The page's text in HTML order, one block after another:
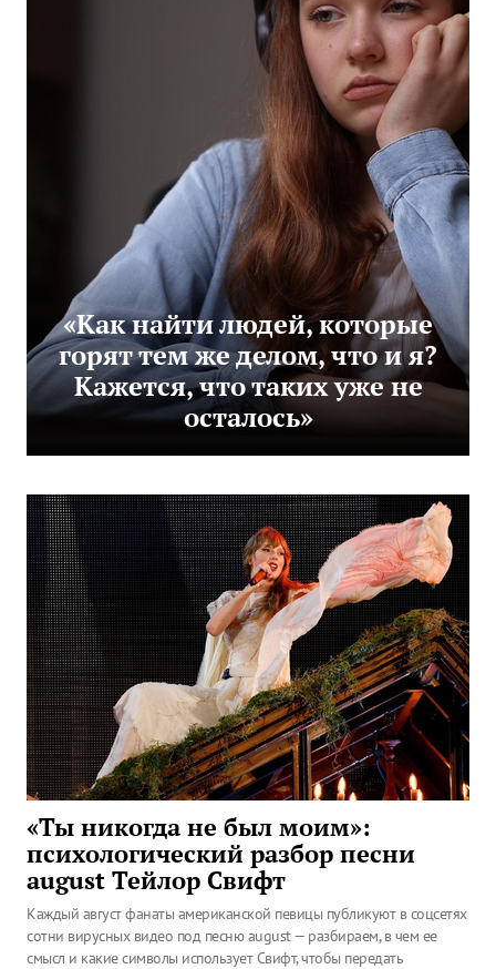
«Как найти людей, которые
горят тем же делом, что и я?
Кажется, что таких уже не
осталось»
«Ты никогда не был моим»:
психологический разбор песни
august Тейлор Свифт
Каждый август фанаты американской певицы публикуют в соцсетях
сотни вирусных видео под песню august — разбираем, в чем ее
смысл и какие символы использует Свифт, чтобы передать